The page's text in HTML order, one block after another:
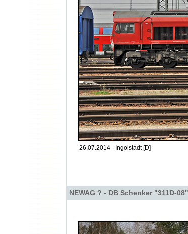
26.07.2014 - Ingolstadt [D]
NEWAG ? - DB Schenker "311D-08"